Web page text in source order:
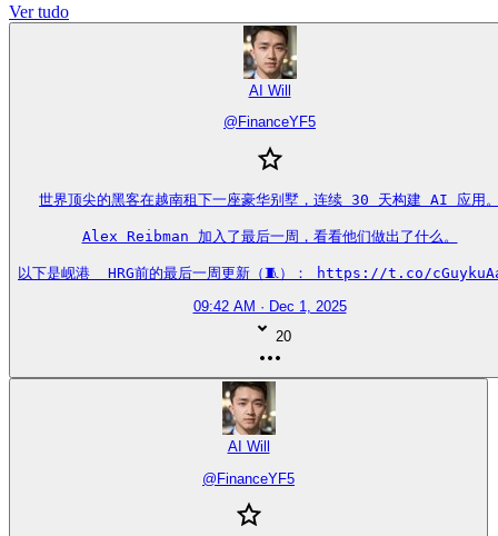
Ver tudo
AI Will
@ FinanceYF5
世界顶尖的黑客在越南租下一座豪华别墅，连续 30 天构建 AI 应用
Alex Reibman 加入了最后一周，看看他们做出了什么。
以下是岘港  HRG前的最后一周更新（🧵）： https://t.co/
09:42 AM · Dec 1, 2025
20
AI Will
@FinanceYF5